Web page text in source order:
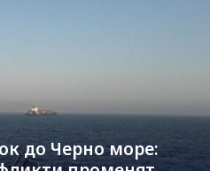
до Черно море: